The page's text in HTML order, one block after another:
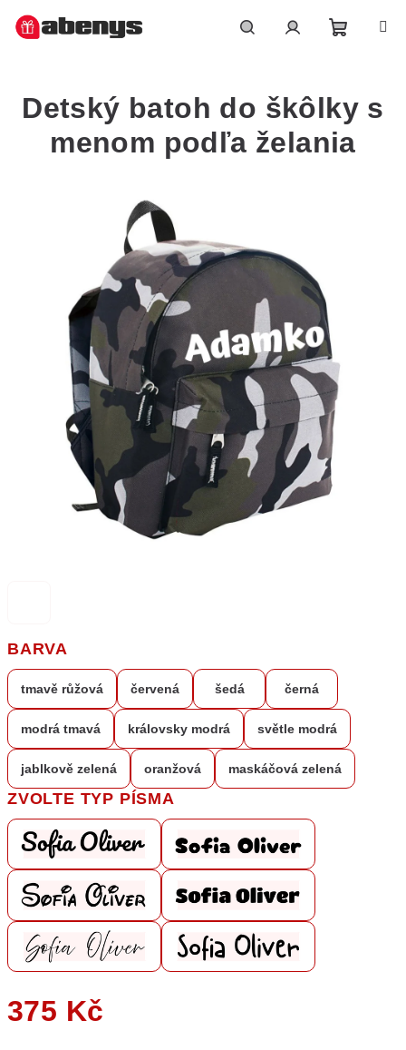
košík
BARVA
tmavě růžová červená šedá černá
modrá tmavá královsky modrá světle modrá
jablkově zelená oranžová maskáčová zelená
ZVOLTE TYP PÍSMA
375 Kč
Detský batoh do škôlky s
menom podľa želania